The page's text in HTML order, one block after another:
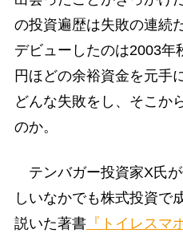
の投資遍歴は失敗の連続
デビューしたのは2003年
円ほどの余裕資金を元手
どんな失敗をし、そこか
のか。
テンバガー投資家X氏
しいなかでも株式投資で
説いた著書『トイレスマ